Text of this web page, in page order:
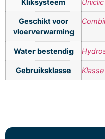
Geschikt voor
vloerverwarming
Water bestendig
Gebruiksklasse